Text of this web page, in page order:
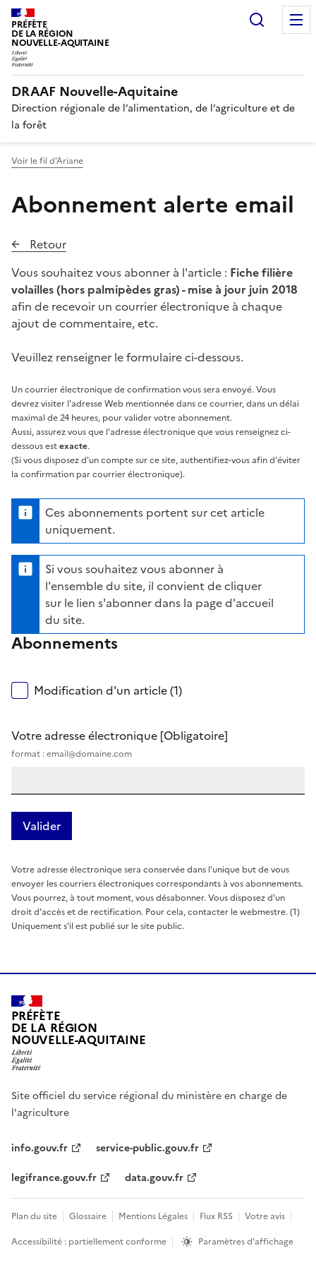
PRÉFÈTE
DE LA RÉGION
NOUVELLE-AQUITAINE
DRAAF Nouvelle-Aquitaine
Direction régionale de l’alimentation, de l’agriculture et de
la forêt
Voir le fil d'Ariane
Abonnement alerte email
Retour
Vous souhaitez vous abonner à l'article : Fiche filière
volailles (hors palmipèdes gras) - mise à jour juin 2018
afin de recevoir un courrier électronique à chaque
ajout de commentaire, etc.
Veuillez renseigner le formulaire ci-dessous.
Un courrier électronique de confirmation vous sera envoyé. Vous
devrez visiter l'adresse Web mentionnée dans ce courrier, dans un délai
maximal de 24 heures, pour valider votre abonnement.
Aussi, assurez vous que l'adresse électronique que vous renseignez ci-
dessous estexacte.
(Si vous disposez d'un compte sur ce site, authentifiez-vous afin d'éviter
la confirmation par courrier électronique).
Ces abonnements portent sur cet article
uniquement.
Si vous souhaitez vous abonner à
l'ensemble du site, il convient de cliquer
sur le lien s'abonner dans la page d'accueil
du site.
Abonnements
Modification d'un article (1)
Votre adresse électronique [Obligatoire]
format : email@domaine.com
Votre adresse électronique sera conservée dans l'unique but de vous
envoyer les courriers électroniques correspondants à vos abonnements.
Vous pourrez, à tout moment, vous désabonner. Vous disposez d'un
droit d'accès et de rectification. Pour cela, contacter le webmestre. (1)
Uniquement s'il est publié sur le site public.
PRÉFÈTE
DE LA RÉGION
NOUVELLE-AQUITAINE
Site officiel du service régional du ministère en charge de
l'agriculture
info.gouv.fr
service-public.gouv.fr
legifrance.gouv.fr
data.gouv.fr
Plan du site Glossaire Mentions Légales Flux RSS
Votre avis
Accessibilité : partiellement conforme
Paramètres d'affichage